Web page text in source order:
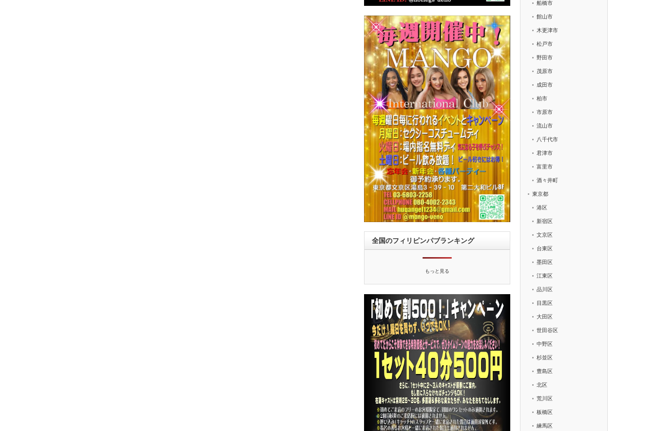
全国のフィリピンパブランキング
もっと見る
船橋市
館山市
木更津市
松戸市
野田市
茂原市
成田市
柏市
市原市
流山市
八千代市
君津市
富里市
酒々井町
東京都
港区
新宿区
文京区
台東区
墨田区
江東区
品川区
目黒区
大田区
世田谷区
中野区
杉並区
豊島区
北区
荒川区
板橋区
練馬区